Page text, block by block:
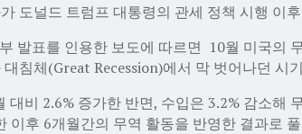
도널드 트럼프 대통령의 관세 정책 시행 이
발표를 인용한 보도에 따르면 10월 미국의
침체(Great Recession)에서 막 벗어나던 시
대비 2.6% 증가한 반면, 수입은 3.2% 감소
이후 6개월간의 무역 활동을 반영한 결과로